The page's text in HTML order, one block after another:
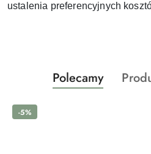
ustalenia preferencyjnych
Pomiń karuzelę
Produkty
o
Polecamy
-5%